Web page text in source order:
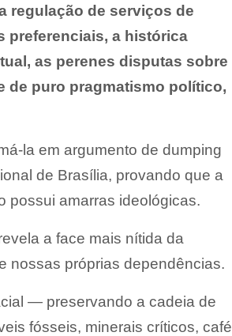
regulação de serviços de
preferenciais, a histórica
as perenes disputas sobre
de puro pragmatismo político,
la em argumento de dumping
de Brasília, provando que a
possui amarras ideológicas.
a face mais nítida da
nossas próprias dependências.
— preservando a cadeia de
fósseis, minerais críticos, café